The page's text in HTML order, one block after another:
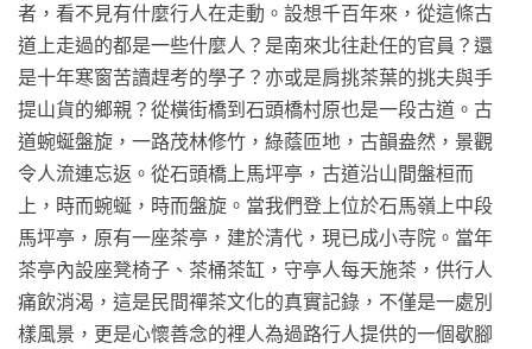
者，看不見有什麼行人在走動。設想千百年來，從這條古
道上走過的都是一些什麼人？是南來北往赴任的官員？還
是十年寒窗苦讀趕考的學子？亦或是肩挑茶葉的挑夫與手
提山貨的鄉親？從橫街橋到石頭橋村原也是一段古道。古
道蜿蜒盤旋，一路茂林修竹，綠蔭匝地，古韻盎然，景觀
令人流連忘返。從石頭橋上馬坪亭，古道沿山間盤桓而
上，時而蜿蜒，時而盤旋。當我們登上位於石馬嶺上中段
馬坪亭，原有一座茶亭，建於清代，現已成小寺院。當年
茶亭內設座凳椅子、茶桶茶缸，守亭人每天施茶，供行人
痛飲消渴，這是民間禪茶文化的真實記錄，不僅是一處別
樣風景，更是心懷善念的裡人為過路行人提供的一個歇腳